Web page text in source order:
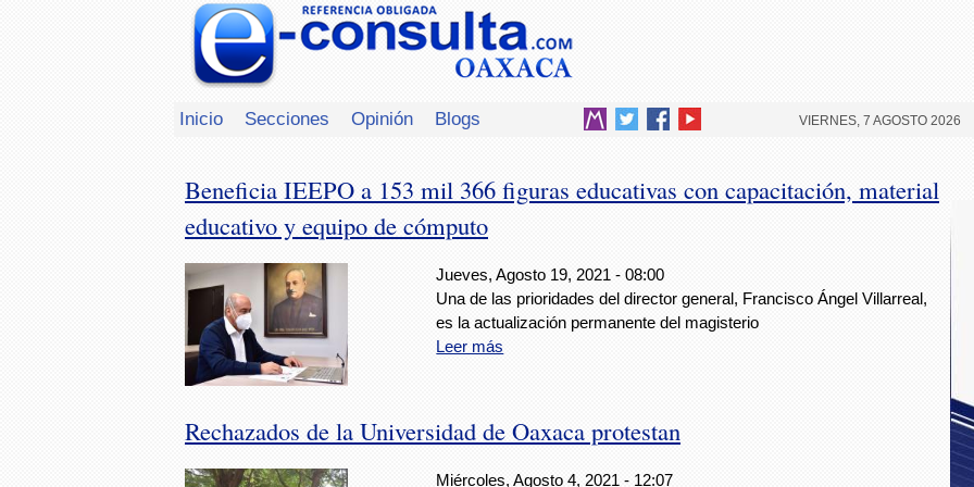
Inicio Secciones Opinión Blogs VIERNES, 7 AGOSTO 2026
Beneficia IEEPO a 153 mil 366 figuras educativas con capacitación, material
educativo y equipo de cómputo
Jueves, Agosto 19, 2021 - 08:00
Una de las prioridades del director general, Francisco Ángel Villarreal,
es la actualización permanente del magisterio
Leer más
Rechazados de la Universidad de Oaxaca protestan
Miércoles, Agosto 4, 2021 - 12:07